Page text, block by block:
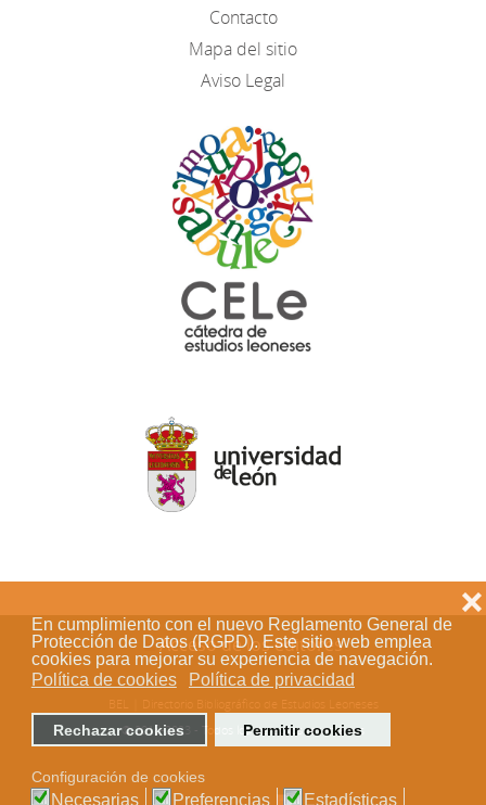
En cumplimiento con el nuevo Reglamento General de
Protección de Datos (RGPD). Este sitio web emplea
cookies para mejorar su experiencia de navegación.
Política de cookies
Política de privacidad
Rechazar cookies Permitir cookies
❌
Configuración de cookies
Necesarias Preferencias Estadísticas
Contacto
Mapa del sitio
Aviso Legal
Acceso de los editores
© 2018-2023 - Todos los derechos reservados